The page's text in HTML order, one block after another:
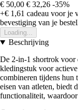
€ 50,00 € 32,26 -35%
+€ 1,61 cadeau voor je
bevestiging van je
Loading...
Beschrijving
De 2-in-1 shortrok voor
kledingstuk voor
combineren tijdens hun
eisen van atleten, biedt
functionaliteit,